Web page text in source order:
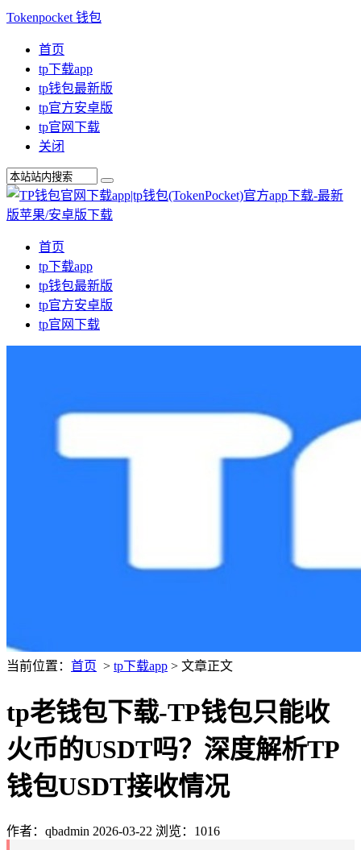
Tokenpocket 钱包
首页
tp下载app
tp钱包最新版
tp官方安卓版
tp官网下载
关闭
首页
tp下载app
tp钱包最新版
tp官方安卓版
tp官网下载
当前位置： 首页 > tp下载app > 文章正文
tp老钱包下载-TP钱包只能收
火币的USDT吗？深度解析TP
钱包USDT接收情况
作者：qbadmin 2026-03-22 浏览：1016